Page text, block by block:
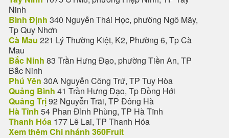
Ninh
Bình Định 340 Nguyễn Thái Học, phường Ngô Mây,
Tp Quy Nhơn
Cà Mau 221 Lý Thường Kiệt, K2, Phường 6, Tp Cà
Mau
Bắc Ninh 83 Trần Hưng Đạo, phường Tiền An, TP
Bắc Ninh
Phú Yên 30A Nguyễn Công Trứ, TP Tuy Hòa
Quảng Bình 41 Trần Hưng Đạo, Tp Đồng Hới
Quảng Trị92 Nguyễn Trãi, TP Đông Hà
Hà Tĩnh 54 Phan Đình Phùng, TP Hà Tĩnh
Thanh Hóa 177 Lê Lai, TP Thanh Hóa
Xem thêm Chi nhánh 360Fruit